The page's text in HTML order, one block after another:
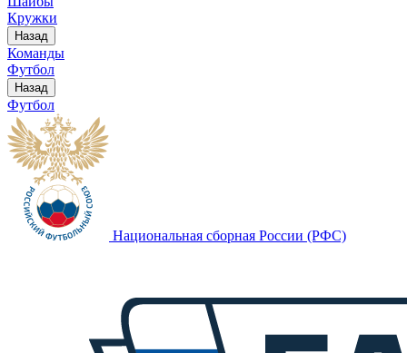
Кружки
Назад
Команды
Футбол
Назад
Футбол
Национальная сборная России (РФС)